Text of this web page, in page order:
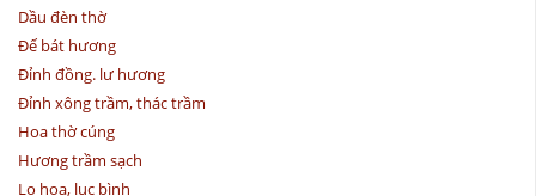
Dầu đèn thờ
Đế bát hương
Đỉnh đồng. lư hương
Đỉnh xông trầm, thác trầm
Hoa thờ cúng
Hương trầm sạch
Lọ hoa, lục bình